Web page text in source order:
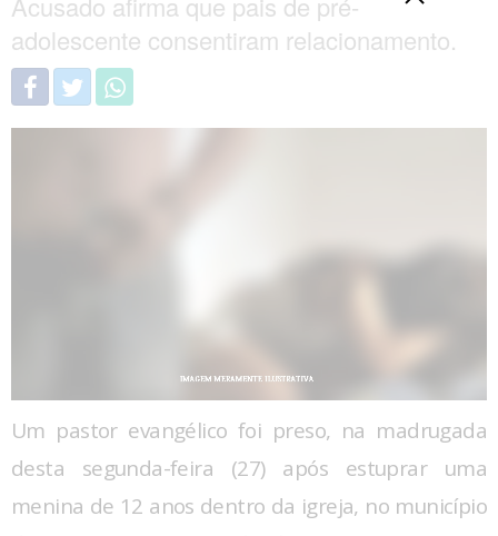
adolescente consentiram relacionamento.
Um pastor evangélico foi preso, na madrugada
desta segunda-feira (27) após estuprar uma
menina de 12 anos dentro da igreja, no município